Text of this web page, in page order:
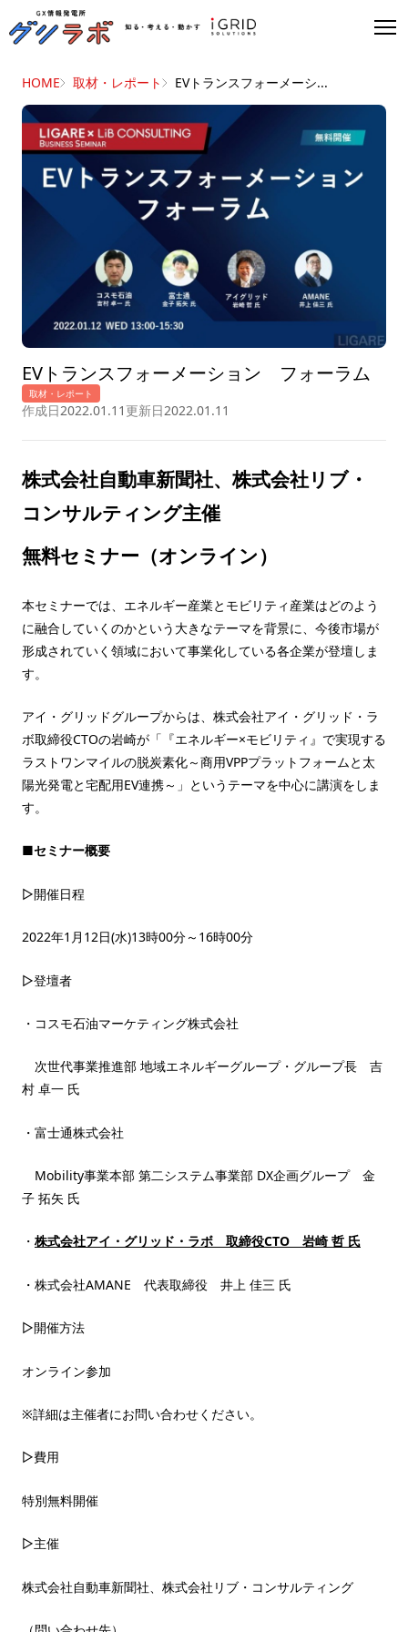
HOME 取材・レポート EVトランスフォーメーシ...
取材・レポート
作成日2022.01.11更新日2022.01.11
EV トランスフォーメーション フォーラム
株式会社自動車新聞社、株式会社リブ・
コンサルティング主催
無料セミナー（オンライン）
本セミナーでは、エネルギー産業とモビリティ産業はどのよう
に融合していくのかという大きなテーマを背景に、今後市場が
形成されていく領域において事業化している各企業が登壇しま
す。
アイ・グリッドグループからは、株式会社アイ・グリッド・ラ
ボ取締役CTOの岩崎が「『エネルギー×モビリティ』で実現する
ラストワンマイルの脱炭素化～商用VPPプラットフォームと太
陽光発電と宅配用EV連携～」というテーマを中心に講演をしま
す。
■セミナー概要
▷開催日程
2022年1月12日(水)13時00分～16時00分
▷登壇者
・コスモ石油マーケティング株式会社
次世代事業推進部 地域エネルギーグループ・グループ長 吉
村 卓一 氏
・富士通株式会社
Mobility事業本部 第二システム事業部 DX企画グループ 金
子 拓矢 氏
・ 株式会社アイ・グリッド・ラボ 取締役CTO 岩崎 哲 氏
・株式会社AMANE 代表取締役 井上 佳三 氏
▷開催方法
オンライン参加
※詳細は主催者にお問い合わせください。
▷費用
特別無料開催
▷主催
株式会社自動車新聞社、株式会社リブ・コンサルティング